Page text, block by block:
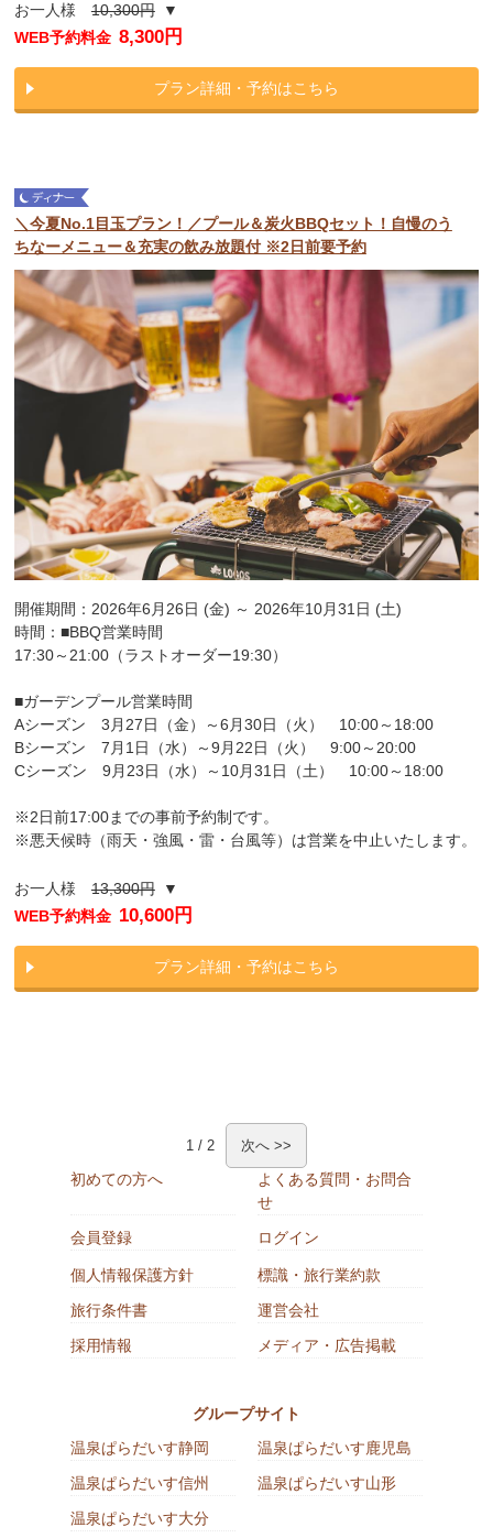
お一人様10,300円▼
WEB予約料金 8,300円
プラン詳細・予約はこちら
＼今夏No.1目玉プラン！／プール＆炭火BBQセット！自慢のう
ちなーメニュー＆充実の飲み放題付 ※2日前要予約
開催期間：2026年6月26日 (金) ～ 2026年10月31日 (土)
時間：■BBQ営業時間
17:30～21:00（ラストオーダー19:30）
■ガーデンプール営業時間
Aシーズン 3月27日（金）～6月30日（火） 10:00～18:00
Bシーズン 7月1日（水）～9月22日（火） 9:00～20:00
Cシーズン 9月23日（水）～10月31日（土） 10:00～18:00
※2日前17:00までの事前予約制です。
※悪天候時（雨天・強風・雷・台風等）は営業を中止いたします。
お一人様13,300円▼
WEB予約料金 10,600円
プラン詳細・予約はこちら
1 / 2 次へ >>
初めての方へ
よくある質問・お問合
せ
会員登録
ログイン
個人情報保護方針
標識・旅行業約款
旅行条件書
運営会社
採用情報
メディア・広告掲載
グループサイト
温泉ぱらだいす静岡
温泉ぱらだいす鹿児島
温泉ぱらだいす信州
温泉ぱらだいす山形
温泉ぱらだいす大分